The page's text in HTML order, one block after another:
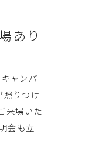
あり
ャンパ
照りつけ
来場いた
会も立